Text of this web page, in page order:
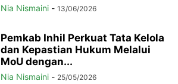
Nia Nismaini - 13/06/2026
Pemkab Inhil Perkuat Tata Kelola
dan Kepastian Hukum Melalui
MoU dengan...
Nia Nismaini - 25/05/2026